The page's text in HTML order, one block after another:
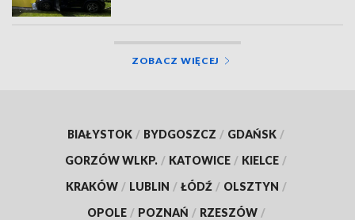
ZOBACZ WIĘCEJ
BIAŁYSTOK / BYDGOSZCZ / GDAŃSK /
GORZÓW WLKP. / KATOWICE / KIELCE /
KRAKÓW / LUBLIN / ŁÓDŹ / OLSZTYN /
OPOLE / POZNAŃ / RZESZÓW /